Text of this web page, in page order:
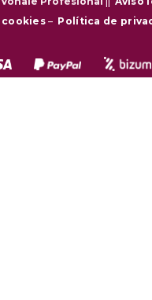
cookies– Política de